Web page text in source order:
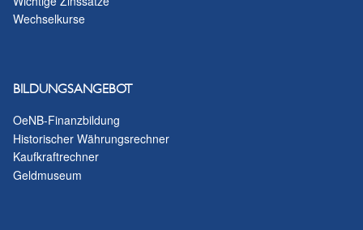
Wechselkurse
BILDUNGSANGEBOT
OeNB-Finanzbildung
Historischer Währungsrechner
Kaufkraftrechner
Geldmuseum